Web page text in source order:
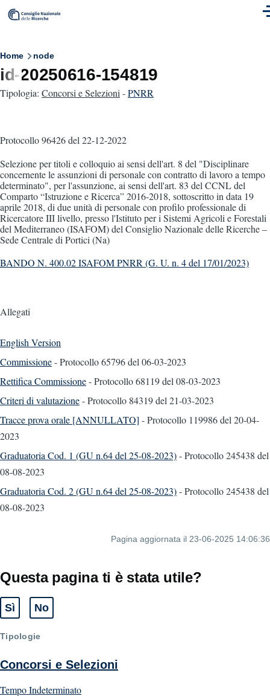
Skip to main content
Breadcrumb
Home node
id-20250616-154819
Tipologia: Concorsi e Selezioni -PNRR
Protocollo 96426del 22-12-2022
Selezione per titoli e colloquio ai sensi dell'art. 8 del "Disciplinare
concernente le assunzioni di personale con contratto di lavoro a tempo
determinato", per l'assunzione, ai sensi dell'art. 83 del CCNL del
Comparto “Istruzione e Ricerca” 2016-2018, sottoscritto in data 19
aprile 2018, di due unità di personale con profilo professionale di
Ricercatore III livello, presso l'Istituto per i Sistemi Agricoli e Forestali
del Mediterraneo (ISAFOM) del Consiglio Nazionale delle Ricerche –
Sede Centrale di Portici (Na)
BANDO N. 400.02 ISAFOM PNRR (G. U. n. 4 del 17/01/2023)
Allegati
English Version
Commissione- Protocollo 65796del 06-03-2023
Rettifica Commissione- Protocollo 68119del 08-03-2023
Criteri di valutazione- Protocollo 84319del 21-03-2023
Tracce prova orale [ANNULLATO] - Protocollo 119986del 20-04-
2023
Graduatoria Cod. 1 (GU n.64 del 25-08-2023)- Protocollo 245438 del
08-08-2023
Graduatoria Cod. 2 (GU n.64 del 25-08-2023)- Protocollo 245438 del
08-08-2023
Pagina aggiornata il 23-06-2025 14:06:36
Questa pagina ti è stata utile?
Sì
Tipologie
Concorsi e Selezioni
Tempo Indeterminato